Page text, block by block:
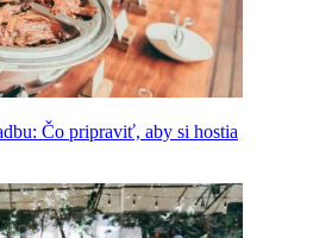
Čo pripraviť, aby si hostia